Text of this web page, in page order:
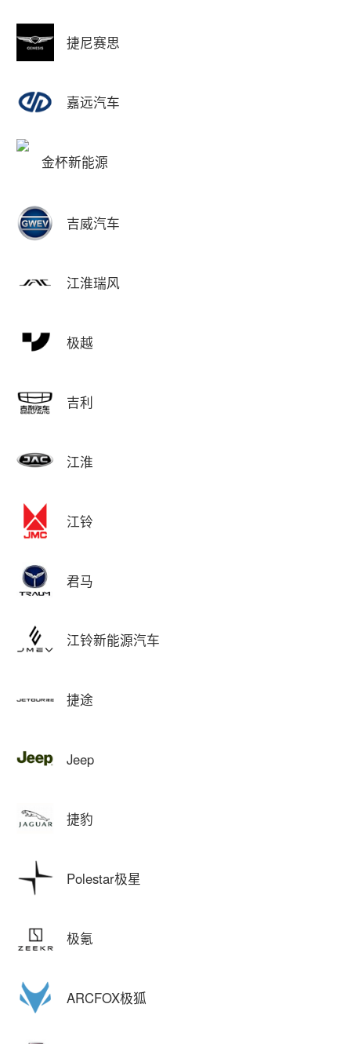
捷尼赛思
嘉远汽车
金杯新能源
吉威汽车
江淮瑞风
极越
吉利
江淮
江铃
君马
江铃新能源汽车
捷途
Jeep
捷豹
Polestar极星
极氪
ARCFOX极狐